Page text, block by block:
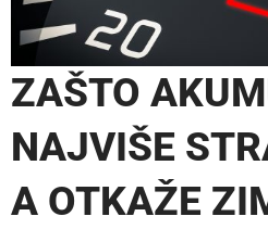
ZAŠTO
NAJVIŠE
A OTKAŽE